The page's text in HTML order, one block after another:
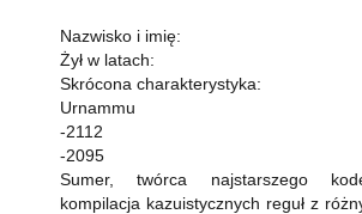
Nazwisko i imię:
Żył w latach:
Skrócona charakterystyka:
Urnammu
-2112
-2095
Sumer, twórca najstarszego
kompilacja kazuistycznych reguł z